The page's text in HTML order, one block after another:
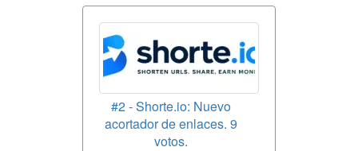
#2 - Shorte.io: Nuevo
acortador de enlaces. 9
votos.